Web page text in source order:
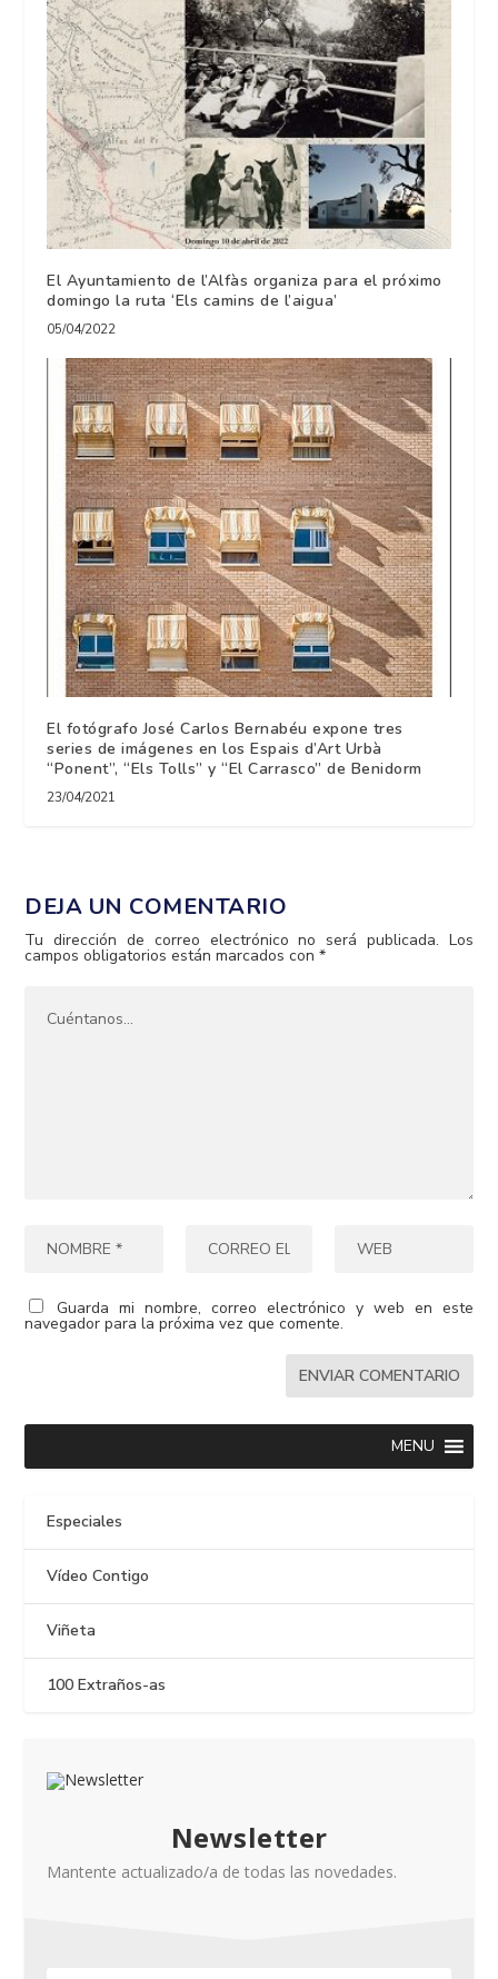
El Ayuntamiento de l’Alfàs organiza para el próximo
domingo la ruta ‘Els camins de l’aigua’
05/04/2022
El fotógrafo José Carlos Bernabéu expone tres
series de imágenes en los Espais d’Art Urbà
“Ponent”, “Els Tolls” y “El Carrasco” de Benidorm
23/04/2021
DEJA UN COMENTARIO
Tu dirección de correo electrónico no será publicada. Los
campos obligatorios están marcados con*
Guarda mi nombre, correo electrónico y web en este
navegador para la próxima vez que comente.
MENU
Especiales
Vídeo Contigo
Viñeta
100 Extraños-as
Newsletter
Mantente actualizado/a de todas las novedades.